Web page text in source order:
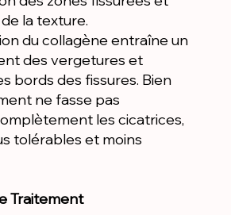
la texture.
du collagène entraîne un
des vergetures et
bords des fissures. Bien
ne fasse pas
les cicatrices,
tolérables et moins
Traitement